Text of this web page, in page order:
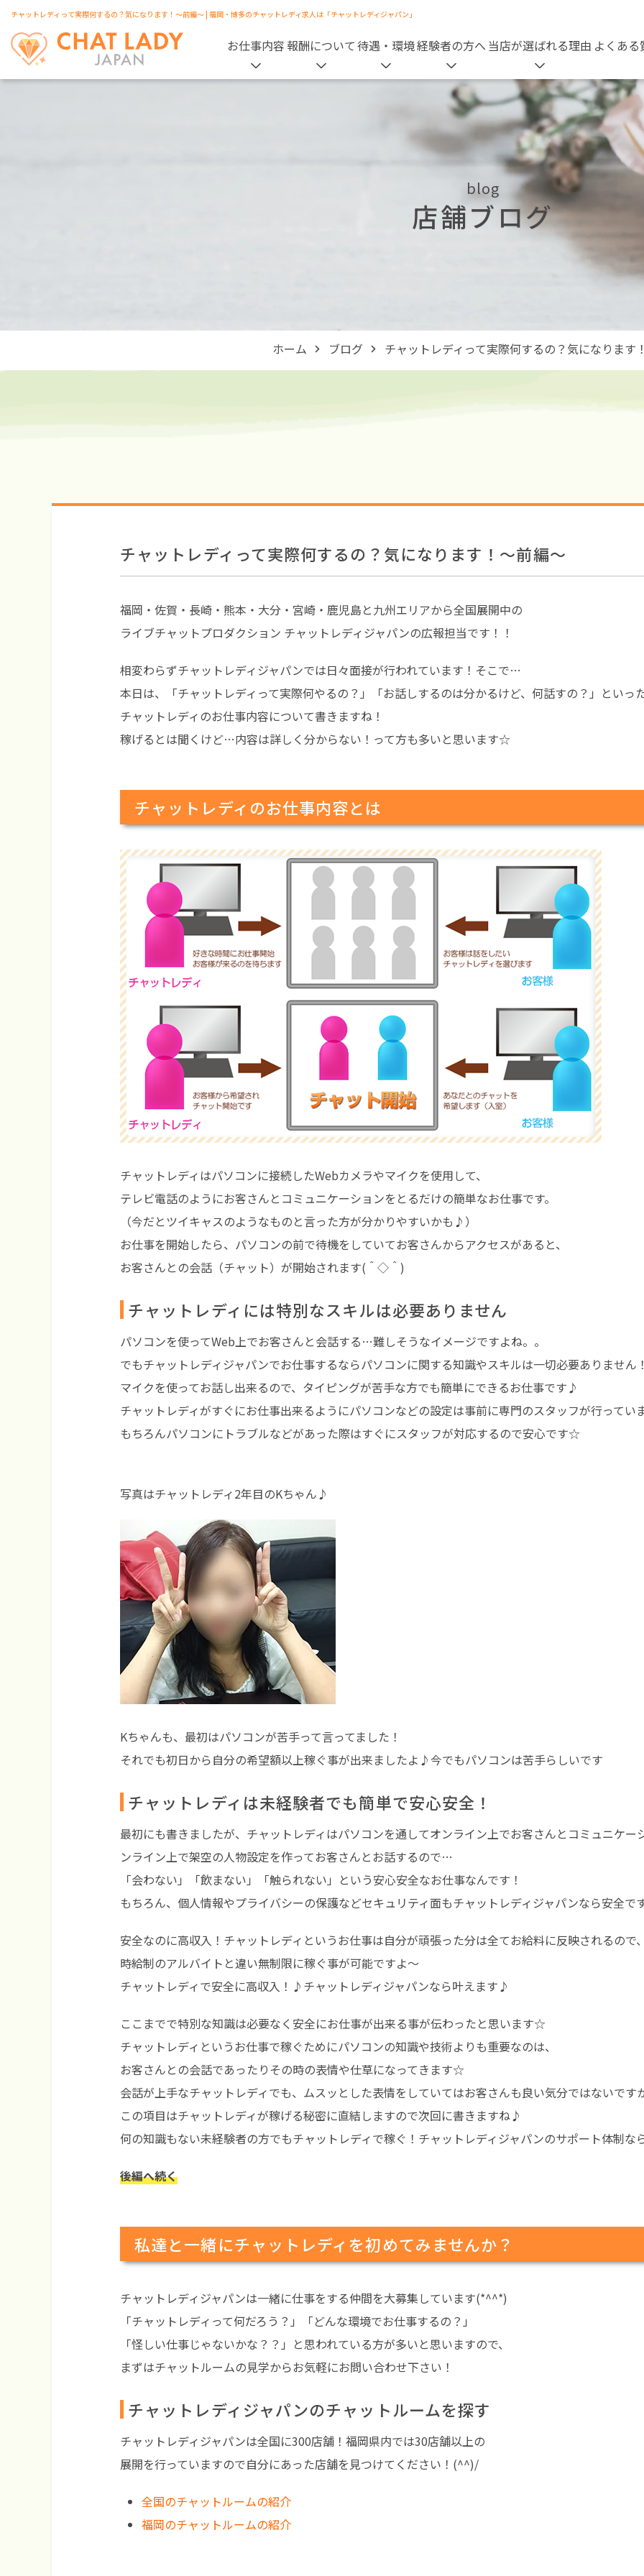
チャットレディって実際何するの？気になります！～前編～ | 福岡・博多のチャットレディ求人は「チャットレディジャパン」
お仕事内容 報酬について待遇・環境経験者の方へ 当店が選ばれる理由 よくある
blog
店舗ブログ
ホーム ブログ チャットレディって実際何するの？気になります
チャットレディって実際何するの？気になります！～前編～
福岡・佐賀・長崎・熊本・大分・宮崎・鹿児島と九州エリアから全国展開中の
ライブチャットプロダクション チャットレディジャパンの広報担当です！！
相変わらずチャットレディジャパンでは日々面接が行われています！そこで…
本日は、「チャットレディって実際何やるの？」「お話しするのは分かるけど、何話すの？」といっ
チャットレディのお仕事内容について書きますね！
稼げるとは聞くけど…内容は詳しく分からない！って方も多いと思います☆
チャットレディのお仕事内容とは
チャットレディはパソコンに接続したWebカメラやマイクを使用して、
テレビ電話のようにお客さんとコミュニケーションをとるだけの簡単なお仕事です。
（今だとツイキャスのようなものと言った方が分かりやすいかも♪）
お仕事を開始したら、パソコンの前で待機をしていてお客さんからアクセスがあると、
お客さんとの会話（チャット）が開始されます(＾◇＾)
チャットレディには特別なスキルは必要ありません
パソコンを使ってWeb上でお客さんと会話する…難しそうなイメージですよね。。
でもチャットレディジャパンでお仕事するならパソコンに関する知識やスキルは一切必要ありません
マイクを使ってお話し出来るので、タイピングが苦手な方でも簡単にできるお仕事です♪
チャットレディがすぐにお仕事出来るようにパソコンなどの設定は事前に専門のスタッフが行ってい
もちろんパソコンにトラブルなどがあった際はすぐにスタッフが対応するので安心です☆
写真はチャットレディ2年目のKちゃん♪
Kちゃんも、最初はパソコンが苦手って言ってました！
それでも初日から自分の希望額以上稼ぐ事が出来ましたよ♪今でもパソコンは苦手らしいです
チャットレディは未経験者でも簡単で安心安全！
最初にも書きましたが、チャットレディはパソコンを通してオンライン上でお客さんとコミュニケ
ンライン上で架空の人物設定を作ってお客さんとお話するので…
「会わない」「飲まない」「触られない」 という安心安全なお仕事なんです！
もちろん、個人情報やプライバシーの保護などセキュリティ面もチャットレディジャパンなら安全
安全なのに高収入！ チャットレディというお仕事は自分が頑張った分は全てお給料に反映されるので
時給制のアルバイトと違い無制限に稼ぐ事が可能ですよ～
チャットレディで安全に高収入！♪チャットレディジャパンなら叶えます♪
ここまでで特別な知識は必要なく安全にお仕事が出来る事が伝わったと思います☆
チャットレディというお仕事で稼ぐためにパソコンの知識や技術よりも重要なのは、
お客さんとの会話であったりその時の表情や仕草になってきます☆
会話が上手なチャットレディでも、ムスッとした表情をしていてはお客さんも良い気分ではないです
この項目はチャットレディが稼げる秘密に直結しますので次回に書きますね♪
何の知識もない未経験者の方でもチャットレディで稼ぐ！チャットレディジャパンのサポート体制
後編へ続く
私達と一緒にチャットレディを初めてみませんか？
チャットレディジャパンは一緒に仕事をする仲間を大募集しています(*^^*)
「チャットレディって何だろう？」「どんな環境でお仕事するの？」
「怪しい仕事じゃないかな？？」と思われている方が多いと思いますので、
まずはチャットルームの見学からお気軽にお問い合わせ下さい！
チャットレディジャパンのチャットルームを探す
チャットレディジャパンは全国に300店舗！福岡県内では30店舗以上の
展開を行っていますので自分にあった店舗を見つけてください！(^^)/
全国のチャットルームの紹介
福岡のチャットルームの紹介